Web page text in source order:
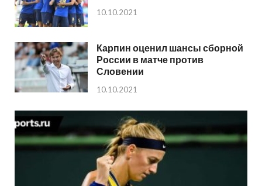
10.10.2021
Карпин оценил шансы сборной
России в матче против
Словении
10.10.2021